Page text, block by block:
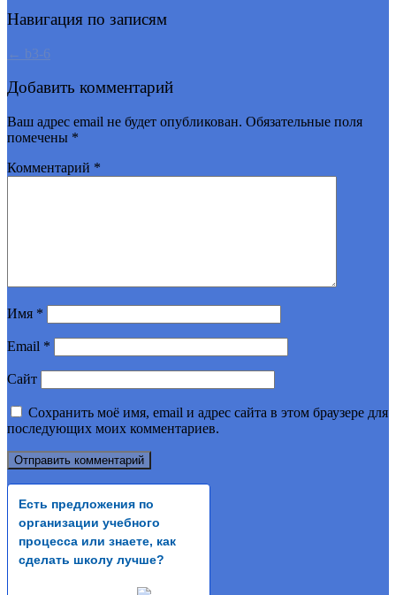
Навигация по записям
← b3-6
Добавить комментарий
Ваш адрес email не будет опубликован. Обязательные поля
помечены *
Комментарий *
Имя *
Email *
Сайт
Сохранить моё имя, email и адрес сайта в этом браузере для
последующих моих комментариев.
Есть предложения по
организации учебного
процесса или знаете, как
сделать школу лучше?